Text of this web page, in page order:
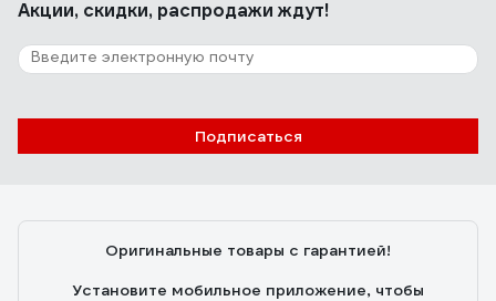
Акции, скидки, распродажи ждут!
Подписаться
Оригинальные товары с гарантией!
Установите мобильное приложение, чтобы